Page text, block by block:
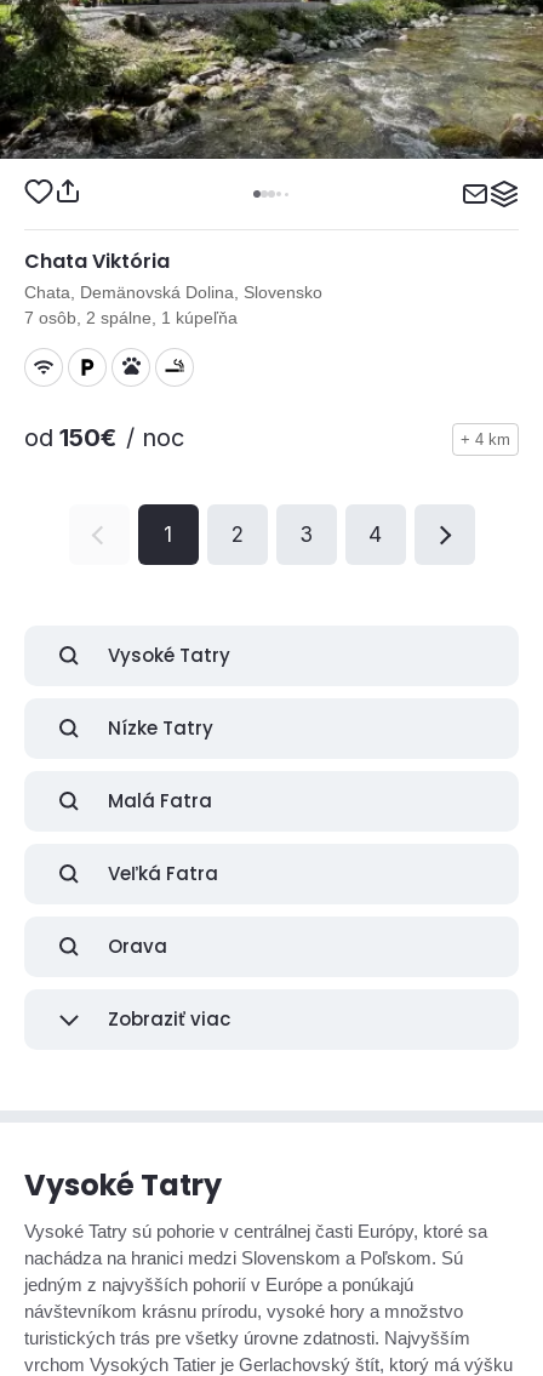
Chata Viktória
Chata, Demänovská Dolina, Slovensko
7 osôb, 2 spálne, 1 kúpeľňa
od 150€ / noc + 4 km
1 2 3 4
Vysoké Tatry
Nízke Tatry
Malá Fatra
Veľká Fatra
Orava
Zobraziť viac
Vysoké Tatry
Vysoké Tatry sú pohorie v centrálnej časti Európy, ktoré sa
nachádza na hranici medzi Slovenskom a Poľskom. Sú
jedným z najvyšších pohorií v Európe a ponúkajú
návštevníkom krásnu prírodu, vysoké hory a množstvo
turistických trás pre všetky úrovne zdatnosti. Najvyšším
vrchom Vysokých Tatier je Gerlachovský štít, ktorý má výšku